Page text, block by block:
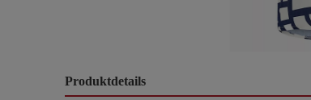
Produktdetails